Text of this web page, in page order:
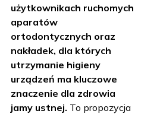
użytkownikach ruchomych
aparatów
ortodontycznych oraz
nakładek, dla których
utrzymanie higieny
urządzeń ma kluczowe
znaczenie dla zdrowia
jamy ustnej. To propozycja